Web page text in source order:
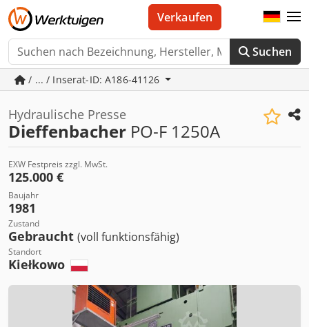
Suchen
Verkaufen
/ ... / Inserat-ID: A186-41126
Hydraulische Presse
Dieffenbacher PO-F 1250A
EXW Festpreis zzgl. MwSt.
125.000 €
Baujahr
1981
Zustand
Gebraucht (voll funktionsfähig)
Standort
Kiełkowo